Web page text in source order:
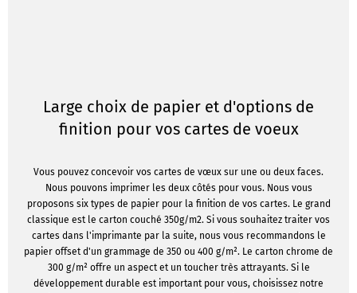
Large choix de papier et d'options de
finition pour vos cartes de voeux
Vous pouvez concevoir vos cartes de vœux sur une ou deux faces.
Nous pouvons imprimer les deux côtés pour vous. Nous vous
proposons six types de papier pour la finition de vos cartes. Le grand
classique est le carton couché 350g/m2. Si vous souhaitez traiter vos
cartes dans l'imprimante par la suite, nous vous recommandons le
papier offset d'un grammage de 350 ou 400 g/m². Le carton chrome de
300 g/m² offre un aspect et un toucher très attrayants. Si le
développement durable est important pour vous, choisissez notre